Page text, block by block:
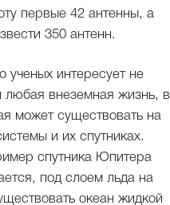
первые 42 антенны, а
350 антенн.
ученых интересует не
любая внеземная жизнь, в
может существовать на
и их спутниках.
спутника Юпитера
под слоем льда на
океан жидкой